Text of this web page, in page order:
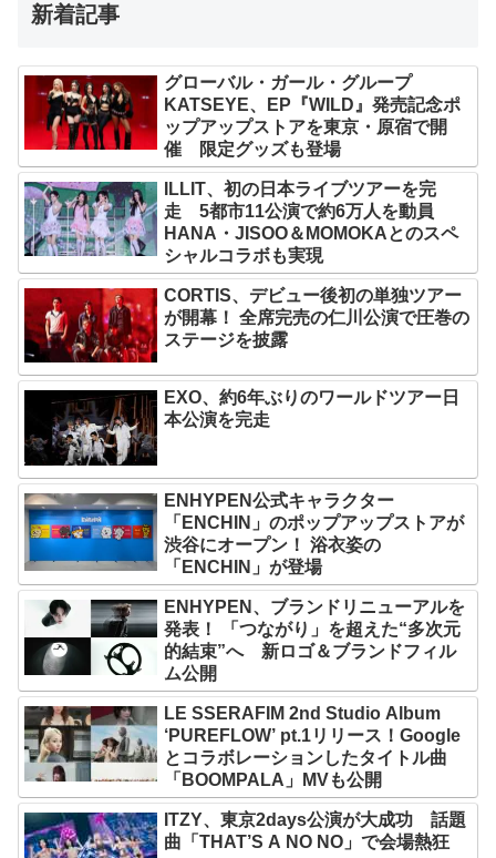
新着記事
グローバル・ガール・グループ
KATSEYE、EP『WILD』発売記念ポ
ップアップストアを東京・原宿で開
催 限定グッズも登場
ILLIT、初の日本ライブツアーを完
走 5都市11公演で約6万人を動員
HANA・JISOO＆MOMOKAとのスペ
シャルコラボも実現
CORTIS、デビュー後初の単独ツアー
が開幕！ 全席完売の仁川公演で圧巻の
ステージを披露
EXO、約6年ぶりのワールドツアー日
本公演を完走
ENHYPEN公式キャラクター
「ENCHIN」のポップアップストアが
渋谷にオープン！ 浴衣姿の
「ENCHIN」が登場
ENHYPEN、ブランドリニューアルを
発表！ 「つながり」を超えた“多次元
的結束”へ 新ロゴ＆ブランドフィル
ム公開
LE SSERAFIM 2nd Studio Album
‘PUREFLOW’ pt.1リリース！Google
とコラボレーションしたタイトル曲
「BOOMPALA」MVも公開
ITZY、東京2days公演が大成功 話題
曲「THAT’S A NO NO」で会場熱狂